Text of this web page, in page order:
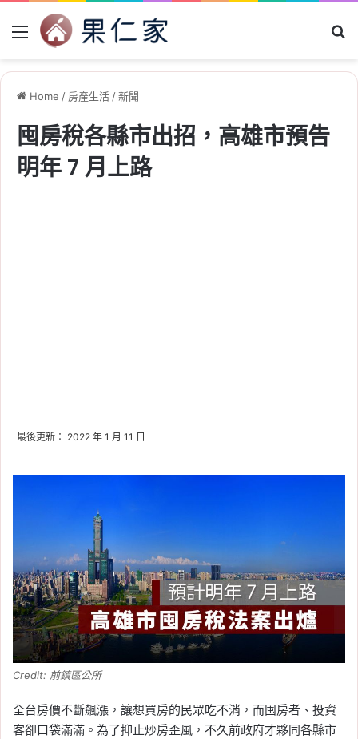
Menu
Home / 房產生活/新聞
囤房稅各縣市出招，高雄市預告
明年 7 月上路
最後更新： 2022 年 1 月 11 日
Credit: 前鎮區公所
全台房價不斷飆漲，讓想買房的民眾吃不消，而囤房者、投資
客卻口袋滿滿。為了抑止炒房歪風，不久前政府才夥同各縣市